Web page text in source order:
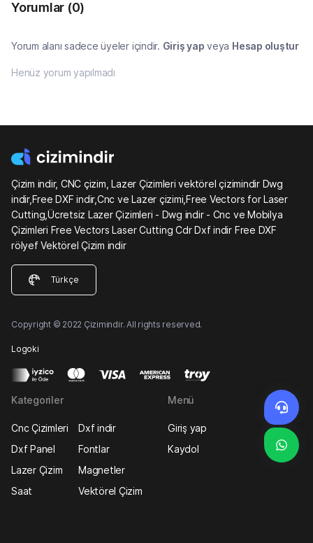
Yorumlar (0)
Yorum alanı sadece üyeler içindir. Giriş yap veya Hesap oluştur
Henüz yorum yapılmadı
Çizim indir, CNC çizim, Lazer Çizimleri vektörel çizimindir Dwg
indir,Free DXF indir,Cnc ve Lazer çizimi,Free Vectors for Laser
Cutting,Ücretsiz Lazer Çizimleri - Dwg indir - Cnc ve Mobilya
Çizimleri Free Vectors Laser Cutting Cdr Dxf indir Free DXF
rölyef Vektörel Çizim indir
Türkçe
Copyright © 2022 Çizimindir. All rights reserved.
Logoki
Kategoriler
Cnc Çizimleri
Dxf indir
Dxf Panel
Fontlar
Lazer Çizim
Magnetler
Saat
Vektörel Çizim
Menü
Giriş yap
Kaydol